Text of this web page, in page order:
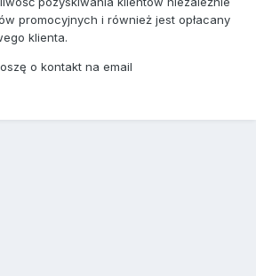
promocyjnych i również jest opłacany
klienta.
o kontakt na email